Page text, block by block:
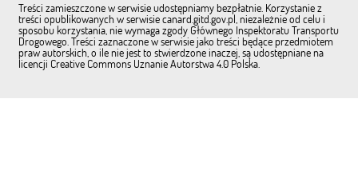
Treści zamieszczone w serwisie udostępniamy bezpłatnie. Korzystanie z
treści opublikowanych w serwisie canard.gitd.gov.pl, niezależnie od celu i
sposobu korzystania, nie wymaga zgody Głównego Inspektoratu Transportu
Drogowego. Treści zaznaczone w serwisie jako treści będące przedmiotem
praw autorskich, o ile nie jest to stwierdzone inaczej, są udostępniane na
licencji Creative Commons Uznanie Autorstwa 4.0 Polska.